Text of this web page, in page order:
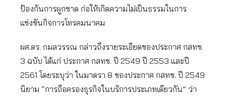
ป้องกันการผูกขาด ก่อให้เกิดความไม่เป็นธรรมในการ
แข่งขันกิจการโทรคมนาคม
ผศ.ดร. กมลวรรณ กล่าวถึงรายระเอียดของประกาศ กสทช.
3 ฉบับ ได้แก่ ประกาศ กสทช. ปี 2549 ปี 2553 และปี
2561 โดยระบุว่า ในมาตรา 8 ของประกาศ กสทช. ปี 2549
นิยาม “การถือครองธุรกิจในบริการประเภทเดียวกัน” ว่า